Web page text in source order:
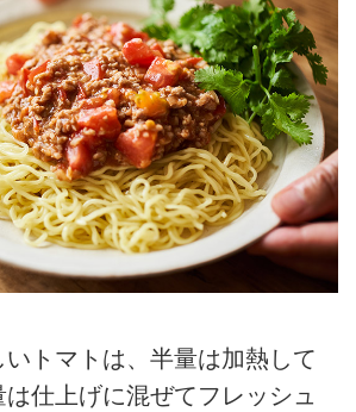
トマトは、半量は加熱して
仕上げに混ぜてフレッシュ